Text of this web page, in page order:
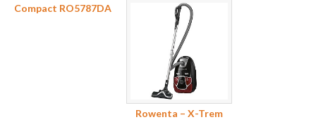
Compact RO5787DA
Rowenta – X-Trem